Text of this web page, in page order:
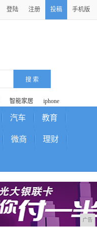
登陆 注册 投稿 手机版
智能家居 iphone
汽车 教育
微商 理财
广告